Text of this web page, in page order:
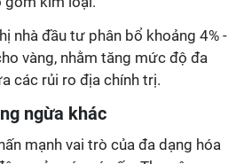
nhà đầu tư phân bổ khoảng 4% -
vàng, nhằm tăng mức độ đa
các rủi ro địa chính trị.
ngừa khác
mạnh vai trò của đa dạng hóa